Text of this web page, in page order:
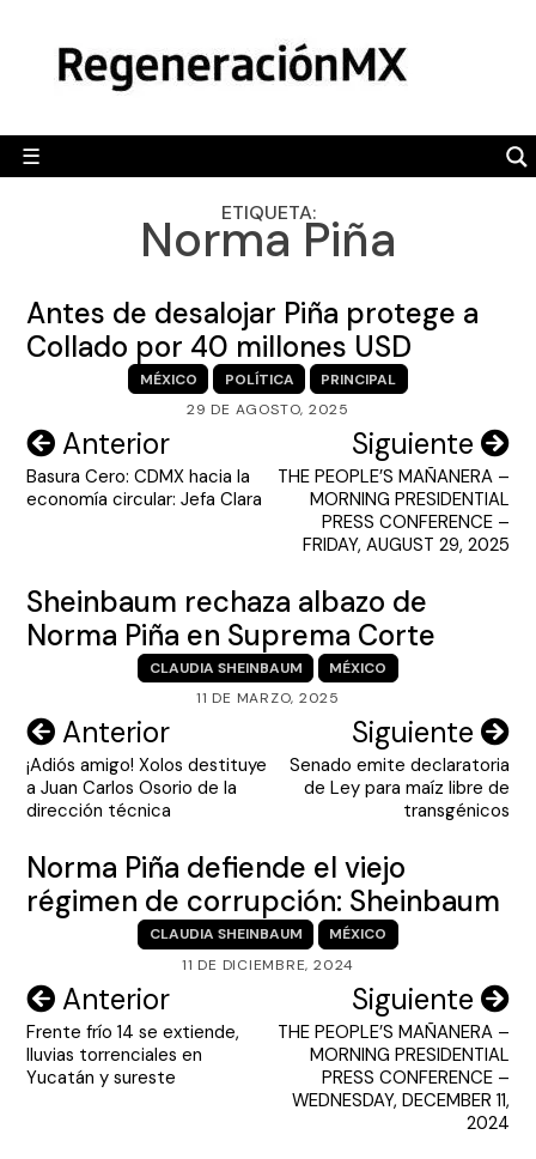
content
☰
POLÍTICA
CAMALEÓN
OPINIÓN
ENGLISH SECTION
VIDEOS
ETIQUETA:
Norma Piña
Antes de desalojar Piña protege a
Collado por 40 millones USD
MÉXICO POLÍTICA
PRINCIPAL
29 DE AGOSTO, 2025
Navegación
de
Anterior
Basura Cero: CDMX hacia la
economía circular: Jefa Clara
Siguiente
THE PEOPLE’S MAÑANERA –
MORNING PRESIDENTIAL
PRESS CONFERENCE –
FRIDAY, AUGUST 29, 2025
Sheinbaum rechaza albazo de
Norma Piña en Suprema Corte
CLAUDIA SHEINBAUM
MÉXICO
11 DE MARZO, 2025
Navegación
de
entradas
Anterior
¡Adiós amigo! Xolos destituye
a Juan Carlos Osorio de la
dirección técnica
Siguiente
Senado emite declaratoria
de Ley para maíz libre de
transgénicos
Norma Piña defiende el viejo
régimen de corrupción: Sheinbaum
CLAUDIA SHEINBAUM
MÉXICO
11 DE DICIEMBRE, 2024
Navegación
de
entradas
Anterior
Frente frío 14 se extiende,
lluvias torrenciales en
Yucatán y sureste
Siguiente
THE PEOPLE’S MAÑANERA –
MORNING PRESIDENTIAL
PRESS CONFERENCE –
WEDNESDAY, DECEMBER 11,
2024